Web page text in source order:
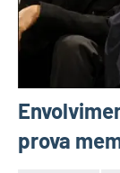
prova